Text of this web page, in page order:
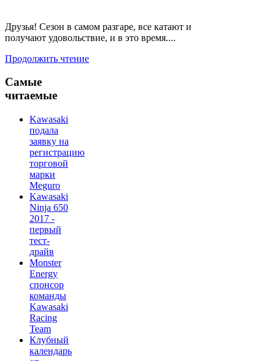
Друзья! Сезон в самом разгаре, все катают и
получают удовольствие, и в это время....
Продолжить чтение
Самые
читаемые
Kawasaki
подала
заявку на
регистрацию
торговой
марки
Meguro
Kawasaki
Ninja 650
2017 -
первый
тест-
драйв
Monster
Energy
спонсор
команды
Kawasaki
Racing
Team
Клубный
календарь